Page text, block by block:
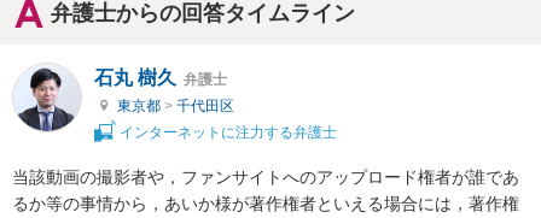
弁護士からの回答タイムライン
石丸 樹久 弁護士
東京都 > 千代田区
インターネットに注力する弁護士
当該動画の撮影者や，ファンサイトへのアップロード権者が誰であ
るか等の事情から，あいか様が著作権者といえる場合には，著作権